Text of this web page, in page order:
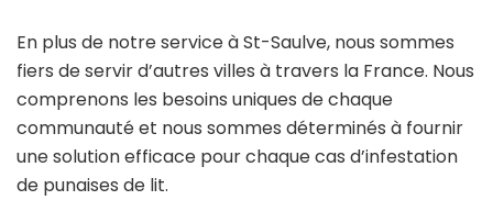
En plus de notre service à St-Saulve, nous sommes
fiers de servir d’autres villes à travers la France. Nous
comprenons les besoins uniques de chaque
communauté et nous sommes déterminés à fournir
une solution efficace pour chaque cas d’infestation
de punaises de lit.